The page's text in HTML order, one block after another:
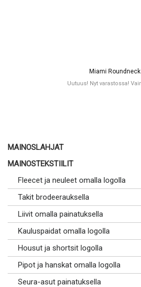
Miami Roundneck
Uutuus! Nyt varastossa!
MAINOSLAHJAT
MAINOSTEKSTIILIT
Fleecet ja neuleet omalla logolla
Takit brodeerauksella
Liivit omalla painatuksella
Kauluspaidat omalla logolla
Housut ja shortsit logolla
Pipot ja hanskat omalla logolla
Seura-asut painatuksella